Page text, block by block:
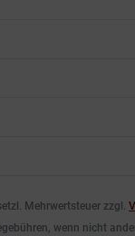
Mehrwertsteuer zzgl.
wenn nicht